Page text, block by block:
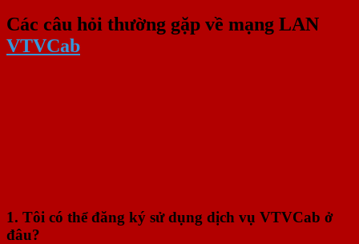
Các câu hỏi thường gặp về mạng LAN
VTVCab
1. Tôi có thể đăng ký sử dụng dịch vụ VTVCab ở
đâu?